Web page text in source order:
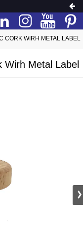
CORK WIRH METAL LABEL
Wirh Metal Label